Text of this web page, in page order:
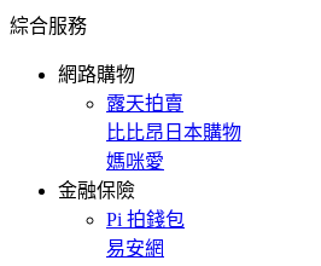
綜合服務
網路購物
露天拍賣
比比昂日本購物
媽咪愛
金融保險
Pi 拍錢包
易安網